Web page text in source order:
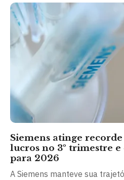
Siemens atinge
lucros no 3º trimestre
para 2026
A Siemens manteve sua